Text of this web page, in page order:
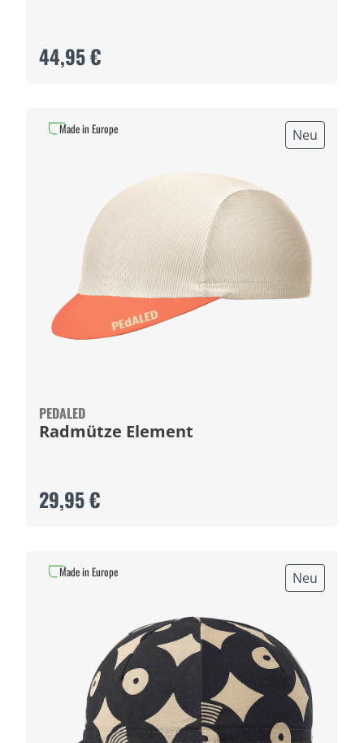
44,95 €
Neu
PEDALED
Radmütze Element
29,95 €
Made in Europe
Neu
Made in Europe